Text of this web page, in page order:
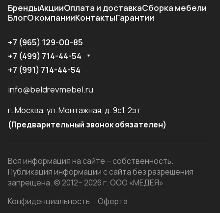
БрендыАкцииОплата и доставкаСборка мебели
БлогО компанииКонтактыГарантии
+7 (965) 129-00-85
+7 (499) 714-44-54
+7 (991) 714-44-54
info@beldrevmebel.ru
г. Москва, ул. Монтажная, д. 9с1, 2эт
(Предварительный звонок обязателен)
Вся информация на сайте – собственность.
Публикация информации с сайта без разрешения
запрещена. © 2012– 2026 г. ООО «МЕДЕЯ»
Конфиденциальность
Оферта